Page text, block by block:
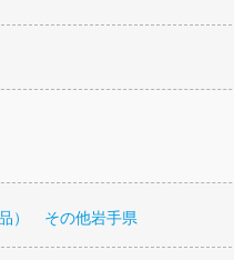
） その他岩手県